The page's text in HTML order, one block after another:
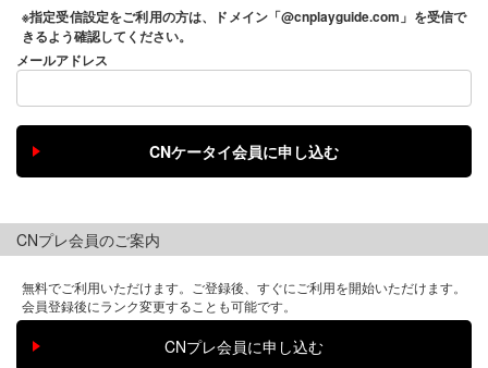
※指定受信設定をご利用の方は、ドメイン「@cnplayguide.com」を受信で
きるよう確認してください。
メールアドレス
CNプレ会員のご案内
無料でご利用いただけます。ご登録後、すぐにご利用を開始いただけます。
会員登録後にランク変更することも可能です。